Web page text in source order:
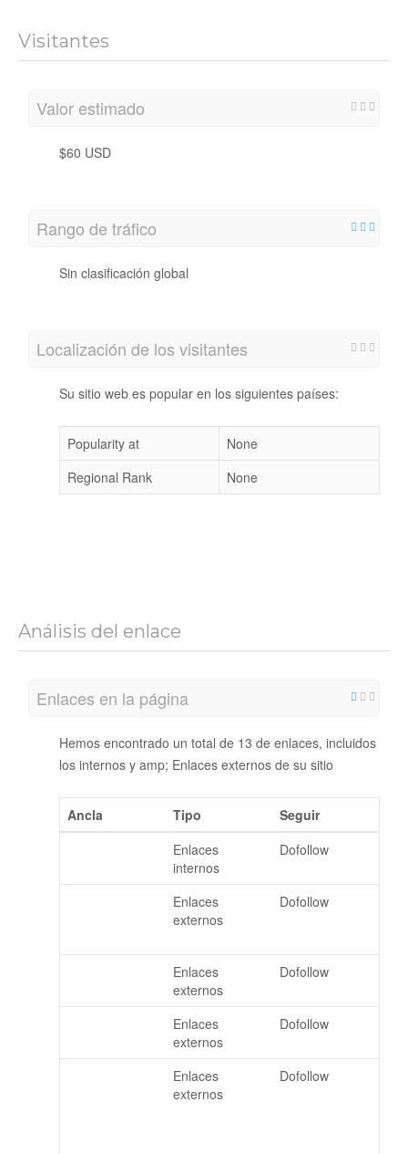
Visitantes
Valor estimado
$60 USD
Rango de tráfico
Sin clasificación global
Localización de los visitantes
Su sitio web es popular en los siguientes países:
Popularity at
None
Regional Rank
None
Análisis del enlace
Enlaces en la página
Hemos encontrado un total de 13 de enlaces, incluidos
los internos y amp; Enlaces externos de su sitio
Ancla Tipo
Seguir
Enlaces
internos
Dofollow
Enlaces
externos
Dofollow
Enlaces
externos
Dofollow
Enlaces
externos
Dofollow
Enlaces
externos
Dofollow